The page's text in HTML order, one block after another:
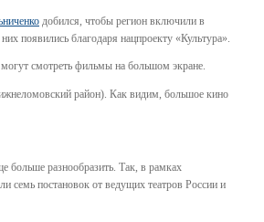
добился, чтобы регион включили в
появились благодаря нацпроекту «Культура».
смотреть фильмы на большом экране.
район). Как видим, большое кино
больше разнообразить. Так, в рамках
семь постановок от ведущих театров России и